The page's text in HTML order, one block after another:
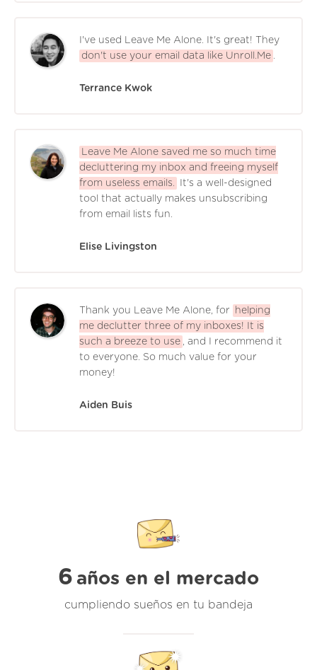
I've used Leave Me Alone. It's great! They
don't use your email data like Unroll.Me .
Terrance Kwok
Leave Me Alone saved me so much time
decluttering my inbox and freeing myself
from useless emails.
It's a well-designed
tool that actually makes unsubscribing
from email lists fun.
Elise Livingston
Thank you Leave Me Alone, for
helping
me declutter three of my inboxes! It is
such a breeze to use , and I recommend it
to everyone. So much value for your
money!
Aiden Buis
6 años en el mercado
cumpliendo sueños en tu bandeja